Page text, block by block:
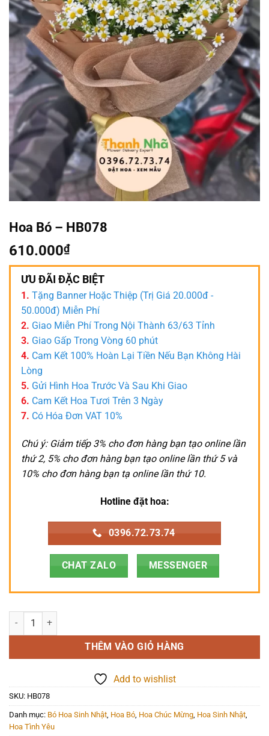
Hoa Bó – HB078
610.000₫
ƯU ĐÃI ĐẶC BIỆT
1. Tặng Banner Hoặc Thiệp (Trị Giá 20.000đ -
50.000đ) Miễn Phí
2. Giao Miễn Phí Trong Nội Thành 63/63 Tỉnh
3. Giao Gấp Trong Vòng 60 phút
4. Cam Kết 100% Hoàn Lại Tiền Nếu Bạn Không Hài
Lòng
5. Gửi Hình Hoa Trước Và Sau Khi Giao
6. Cam Kết Hoa Tươi Trên 3 Ngày
7. Có Hóa Đơn VAT 10%
Chú ý: Giảm tiếp 3% cho đơn hàng bạn tạo online lần
thứ 2, 5% cho đơn hàng bạn tạo online lần thứ 5 và
10% cho đơn hàng bạn tạ online lần thứ 10.
Hotline đặt hoa:
0396.72.73.74
CHAT ZALO MESSENGER
Hoa Bó - HB078 số lượng
THÊM VÀO GIỎ HÀNG
Add to wishlist
SKU: HB078
Danh mục: Bó Hoa Sinh Nhật Hoa Bó Hoa Chúc Mừng Hoa Sinh Nhật
Hoa Tình Yêu